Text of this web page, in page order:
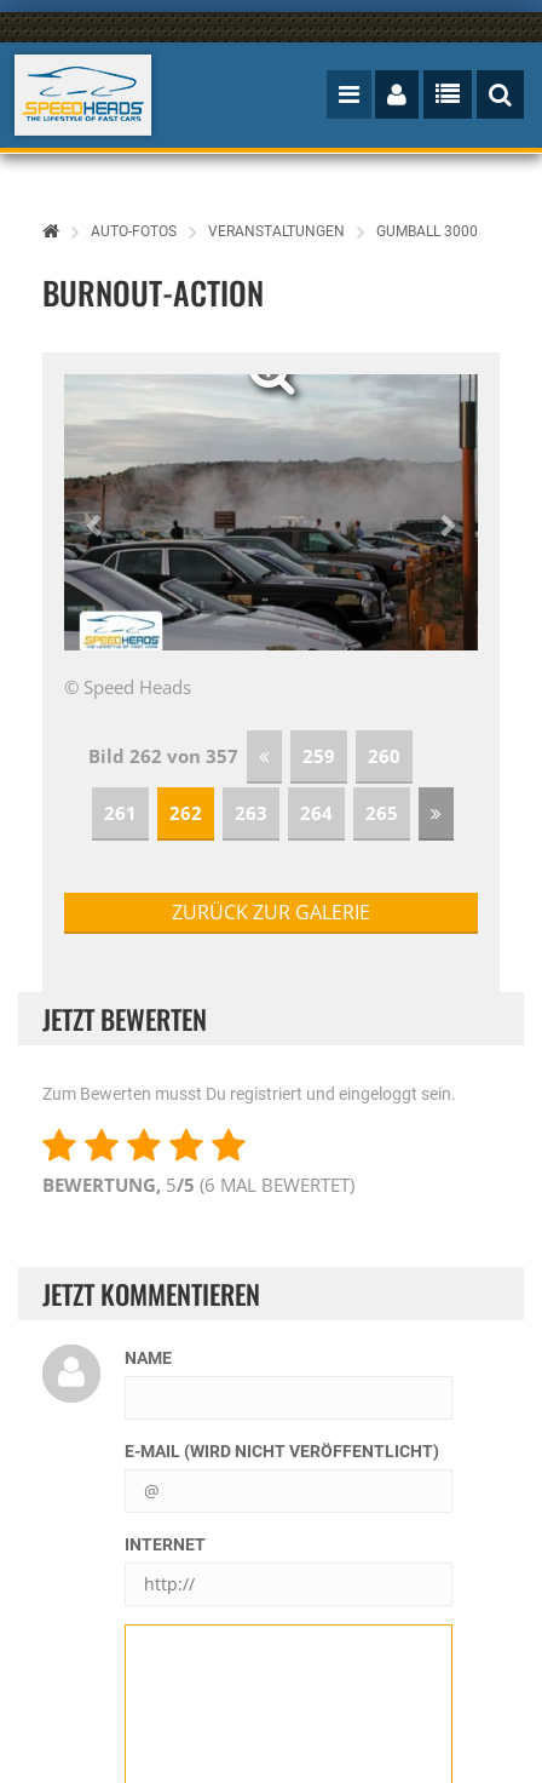
AUTO-FOTOS VERANSTALTUNGEN GUMBALL 3000
BURNOUT-ACTION
© Speed Heads
Bild 262 von 357 259 260
261 262 263 264 265
ZURÜCK ZUR GALERIE
JETZT BEWERTEN
Zum Bewerten musst Du registriert und eingeloggt sein.
BEWERTUNG, 5/5 (6 MAL BEWERTET)
JETZT KOMMENTIEREN
NAME
E-MAIL (WIRD NICHT VERÖFFENTLICHT)
INTERNET